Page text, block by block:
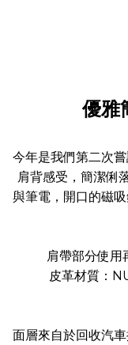
優雅
今年是我們第二次
肩背感受，簡潔俐
與筆電，開口的磁
肩帶部分使
皮革材質：
面層來自於回收汽